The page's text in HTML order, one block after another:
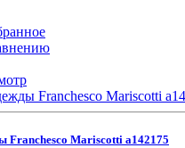
Franchesco Mariscotti а142175